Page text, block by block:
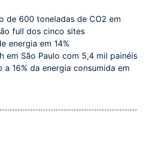
de 600 toneladas de CO2 em
full dos cinco sites
energia em 14%
em São Paulo com 5,4 mil painéis
a 16% da energia consumida em